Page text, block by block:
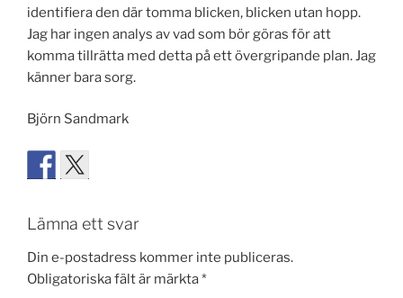
identifiera den där tomma blicken, blicken utan hopp.
Jag har ingen analys av vad som bör göras för att
komma tillrätta med detta på ett övergripande plan. Jag
känner bara sorg.
Björn Sandmark
Lämna ett svar
Din e-postadress kommer inte publiceras.
Obligatoriska fält är märkta*